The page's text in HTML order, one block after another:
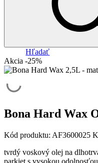
Hľadať
Akcia -25%
Bona Hard Wax
Kód produktu: AF3600025
tvrdý voskový olej na
parkiet s vysokou